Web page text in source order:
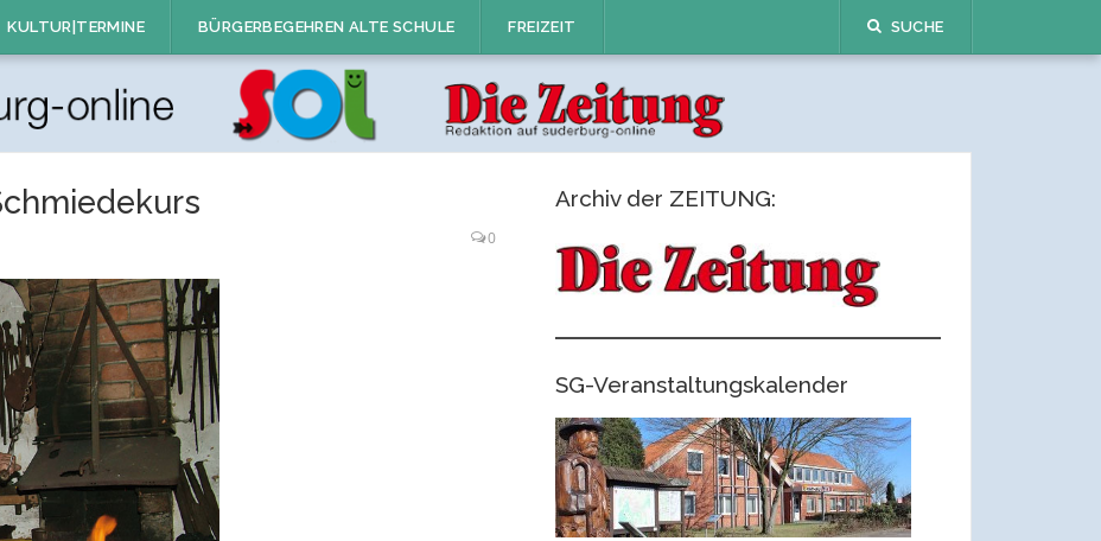
KULTUR|TERMINE BÜRGERBEGEHREN ALTE SCHULE FREIZEIT SUCHE
0
Archiv der ZEITUNG:
SG-Veranstaltungskalender